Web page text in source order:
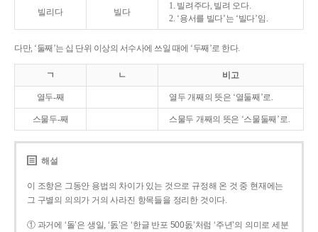
빌리다 빌다
1. 빌려주다, 빌려 오다.
2. ‘용서를 빌다’는 ‘빌다’임.
다만, ‘둘째’는 십 단위 이상의 서수사에 쓰일 때에 ‘두째’로 한다.
ㄱ ㄴ 비고
열두-째 열두 개째의 뜻은 ‘열둘째’로.
스물두-째 스물두 개째의 뜻은 ‘스물둘째’로.
해설
이 조항은 그동안 용법의 차이가 있는 것으로 규정해 온 것 중 현재에는
그 구별의 의의가 거의 사라진 항목들을 정리한 것이다.
① 과거에 ‘돌’은 생일, ‘돐’은 ‘한글 반포 500돐’처럼 ‘주년’의 의미로 세분